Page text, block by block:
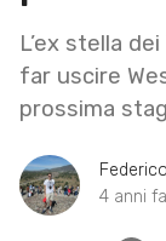
L’ex stella
far uscire
prossima
4 anni fa